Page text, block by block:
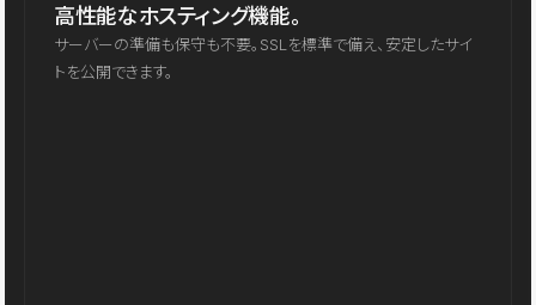
高性能なホスティング機能。
サーバーの準備も保守も不要。SSLを標準で備え、安定したサイ
トを公開できます。